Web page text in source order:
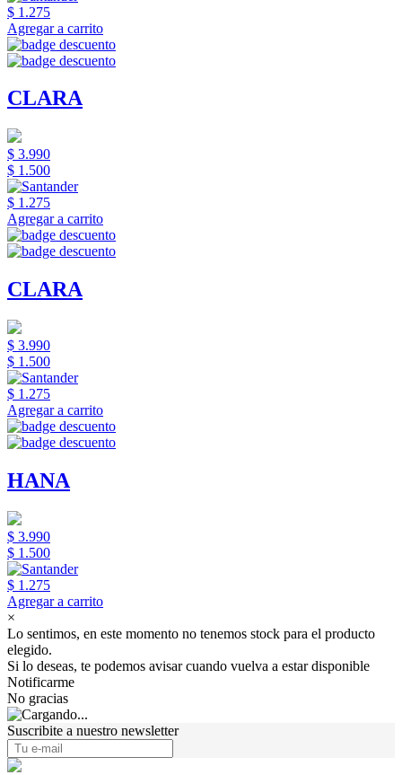
$ 1.275
Agregar a carrito
CLARA
$ 3.990
$ 1.500
$ 1.275
Agregar a carrito
CLARA
$ 3.990
$ 1.500
$ 1.275
Agregar a carrito
HANA
$ 3.990
$ 1.500
$ 1.275
Agregar a carrito
×
Lo sentimos, en este momento no tenemos stock para el producto
elegido.
Si lo deseas, te podemos avisar cuando vuelva a estar disponible
Notificarme
No gracias
Suscribite a nuestro newsletter